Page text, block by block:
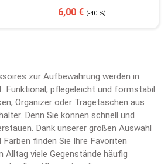
Verkaufspreis:
6,00 € Regulärer Preis:
(-40 %)
zur Aufbewahrung werden in
Funktional, pflegeleicht und formstabil
Organizer oder Tragetaschen aus
Denn Sie können schnell und
Dank unserer großen Auswahl
finden Sie Ihre Favoriten
Alltag viele Gegenstände häufig